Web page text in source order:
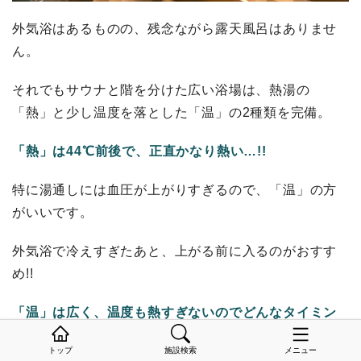
外気浴はあるものの、残念ながら露天風呂はありませ
ん。
それでもサウナと階を分けた広い浴場は、熱湯の
「熱」と少し温度を落とした「温」の2種類を完備。
「熱」は44℃前後で、正直かなり熱い…!!
特に湯通しには血圧が上がりすぎるので、「温」の方
がいいです。
外気浴で冷えすぎたあと、上がる前に入るのがおすす
め!!
「温」は広く、温度も熱すぎないのでどんなタイミン
グでも癒されます。
トップ 施設検索 メニュー